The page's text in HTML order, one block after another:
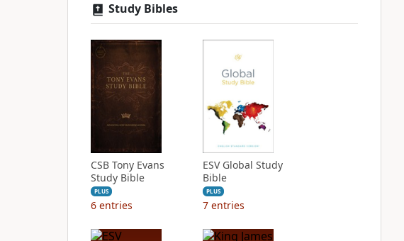
Study Bibles
CSB Tony Evans
Study Bible
PLUS
6 entries
ESV Global Study
Bible
PLUS
7 entries